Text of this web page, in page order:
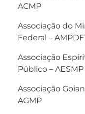
ACMP
Associação do
Federal –
Associação
Público – AESMP
Associação
AGMP